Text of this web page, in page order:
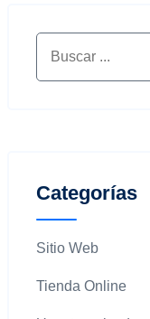
Categorías
Sitio Web
Tienda Online